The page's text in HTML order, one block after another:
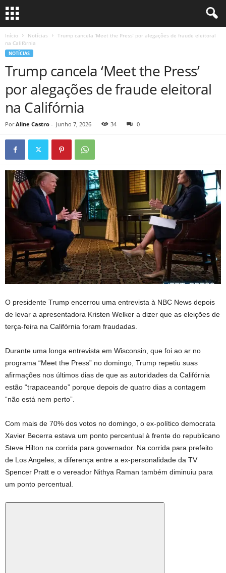
Início Notícias
Trump cancela ‘Meet the Press’ por alegações de fraude eleitoral
na Califórnia
NOTÍCIAS
Trump cancela ‘Meet the Press’
por alegações de fraude eleitoral
na Califórnia
Por Aline Castro - Junho 7, 2026 34 0
O presidente Trump encerrou uma entrevista à NBC News depois
de levar a apresentadora Kristen Welker a dizer que as eleições de
terça-feira na Califórnia foram fraudadas.
Durante uma longa entrevista em Wisconsin, que foi ao ar no
programa “Meet the Press” no domingo, Trump repetiu suas
afirmações nos últimos dias de que as autoridades da Califórnia
estão “trapaceando” porque depois de quatro dias a contagem
“não está nem perto”.
Com mais de 70% dos votos no domingo, o ex-político democrata
Xavier Becerra estava um ponto percentual à frente do republicano
Steve Hilton na corrida para governador. Na corrida para prefeito
de Los Angeles, a diferença entre a ex-personalidade da TV
Spencer Pratt e o vereador Nithya Raman também diminuiu para
um ponto percentual.